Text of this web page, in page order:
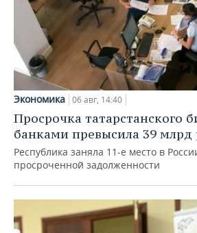
Экономика 06 авг, 14:40
Просрочка татарстанского
банками превысила 39 млрд
Республика заняла 11-е место в
просроченной задолженности